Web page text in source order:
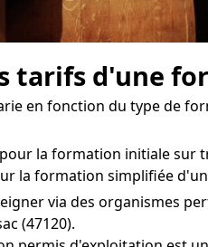
tarifs d'une
en fonction du type de
pour la formation initiale sur
la formation simplifiée
via des organismes
(47120).